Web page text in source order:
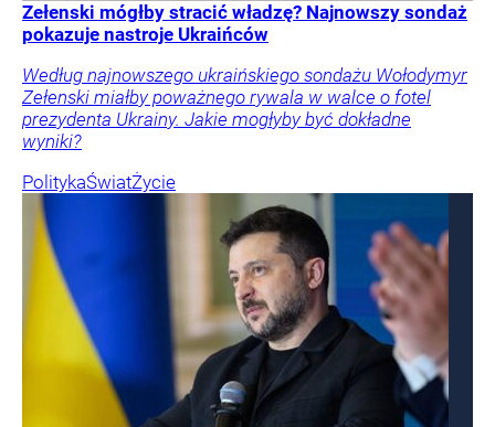
Zełenski mógłby stracić władzę? Najnowszy sondaż
pokazuje nastroje Ukraińców
Według najnowszego ukraińskiego sondażu Wołodymyr
Zełenski miałby poważnego rywala w walce o fotel
prezydenta Ukrainy. Jakie mogłyby być dokładne
wyniki?
PolitykaŚwiatŻycie